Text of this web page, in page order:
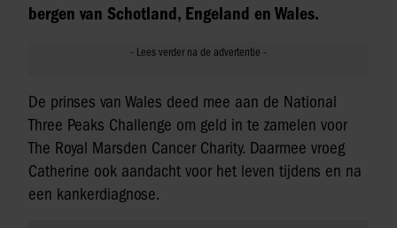
bergen van Schotland, Engeland en Wales.
De prinses van Wales deed mee aan de National
Three Peaks Challenge om geld in te zamelen voor
The Royal Marsden Cancer Charity. Daarmee vroeg
Catherine ook aandacht voor het leven tijdens en na
een kankerdiagnose.